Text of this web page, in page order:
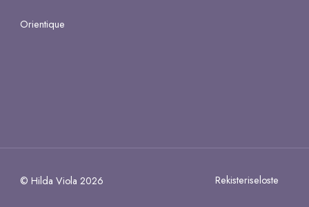
Orientique
© Hilda Viola 2026 Rekisteriseloste